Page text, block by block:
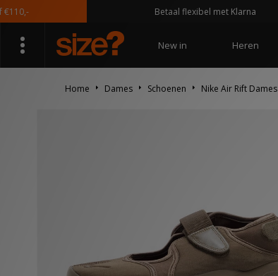
Betaal flexibel met Klarna
New in Heren
Home Dames Schoenen Nike Air Rift Dames